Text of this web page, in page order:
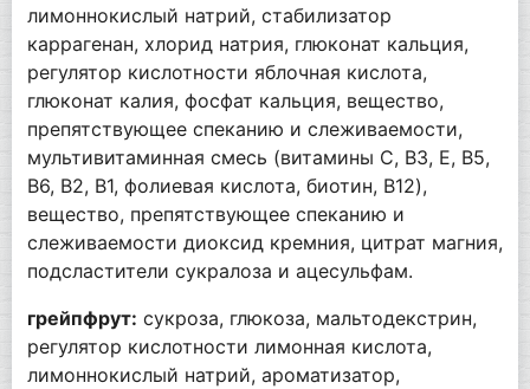
лимоннокислый натрий, стабилизатор
каррагенан, хлорид натрия, глюконат кальция,
регулятор кислотности яблочная кислота,
глюконат калия, фосфат кальция, вещество,
препятствующее спеканию и слеживаемости,
мультивитаминная смесь (витамины C, B3, E, B5,
B6, B2, B1, фолиевая кислота, биотин, B12),
вещество, препятствующее спеканию и
слеживаемости диоксид кремния, цитрат магния,
подсластители сукралоза и ацесульфам.
грейпфрут: сукроза, глюкоза, мальтодекстрин,
регулятор кислотности лимонная кислота,
лимоннокислый натрий, ароматизатор,